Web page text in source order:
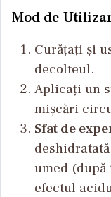
Mod de
Curățați și
decolteul.
Aplicați un
mișcări
Sfat de
umed
efectul